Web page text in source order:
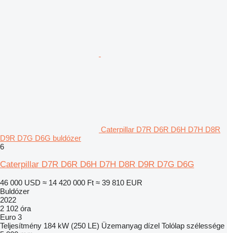
Caterpillar D7R D6R D6H D7H D8R
D9R D7G D6G buldózer
6
Caterpillar D7R D6R D6H D7H D8R D9R D7G D6G
46 000 USD ≈ 14 420 000 Ft ≈ 39 810 EUR
Buldózer
2022
2 102 óra
Euro 3
Teljesítmény 184 kW (250 LE) Üzemanyag dízel Tolólap szélessége